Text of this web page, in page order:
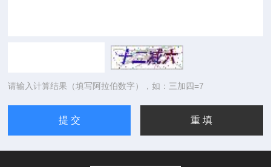
请输入计算结果（填写阿拉伯数字），如：三加四=7